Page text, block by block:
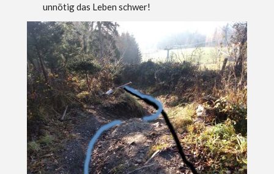
unnötig das Leben schwer!